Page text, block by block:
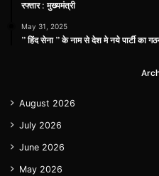
रफ्तार : मुख्यमंत्री
May 31, 2025
” हिंद सेना ” के नाम से देश मे नये पार्टी का
August 2026
July 2026
June 2026
May 2026